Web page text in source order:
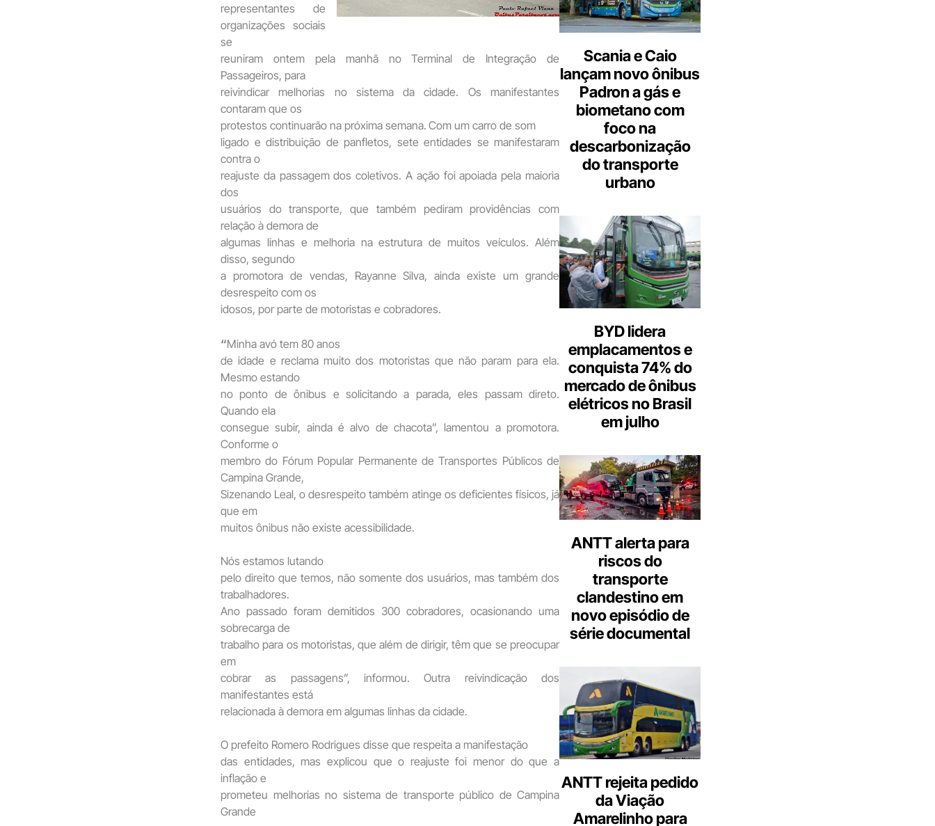
representantes de
organizações sociais
se
reuniram ontem pela manhã no Terminal de Integração de
Passageiros, para
reivindicar melhorias no sistema da cidade. Os manifestantes
contaram que os
protestos continuarão na próxima semana. Com um carro de som
ligado e distribuição de panfletos, sete entidades se manifestaram
contra o
reajuste da passagem dos coletivos. A ação foi apoiada pela maioria
dos
usuários do transporte, que também pediram providências com
relação à demora de
algumas linhas e melhoria na estrutura de muitos veículos. Além
disso, segundo
a promotora de vendas, Rayanne Silva, ainda existe um grande
desrespeito com os
idosos, por parte de motoristas e cobradores.
“Minha avó tem 80 anos
de idade e reclama muito dos motoristas que não param para ela.
Mesmo estando
no ponto de ônibus e solicitando a parada, eles passam direto.
Quando ela
consegue subir, ainda é alvo de chacota”, lamentou a promotora.
Conforme o
membro do Fórum Popular Permanente de Transportes Públicos de
Campina Grande,
Sizenando Leal, o desrespeito também atinge os deficientes físicos, já
que em
muitos ônibus não existe acessibilidade.
Nós estamos lutando
pelo direito que temos, não somente dos usuários, mas também dos
trabalhadores.
Ano passado foram demitidos 300 cobradores, ocasionando uma
sobrecarga de
trabalho para os motoristas, que além de dirigir, têm que se preocupar
em
cobrar as passagens”, informou. Outra reivindicação dos
manifestantes está
relacionada à demora em algumas linhas da cidade.
O prefeito Romero Rodrigues disse que respeita a manifestação
das entidades, mas explicou que o reajuste foi menor do que a
inflação e
prometeu melhorias no sistema de transporte público de Campina
Grande
Scania e Caio
lançam novo ônibus
Padron a gás e
biometano com
foco na
descarbonização
do transporte
urbano
BYD lidera
emplacamentos e
conquista 74% do
mercado de ônibus
elétricos no Brasil
em julho
ANTT alerta para
riscos do
transporte
clandestino em
novo episódio de
série documental
ANTT rejeita pedido
da Viação
Amarelinho para